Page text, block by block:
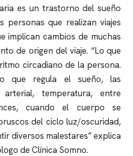
es un trastorno del sueño
personas que realizan viajes
implican cambios de muchas
de origen del viaje. “Lo que
circadiano de la persona.
que regula el sueño, las
temperatura, entre
cuando el cuerpo se
del ciclo luz/oscuridad,
diversos malestares” explica
de Clínica Somno.